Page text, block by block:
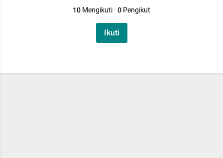
10Mengikuti·0Pengikut
Ikuti